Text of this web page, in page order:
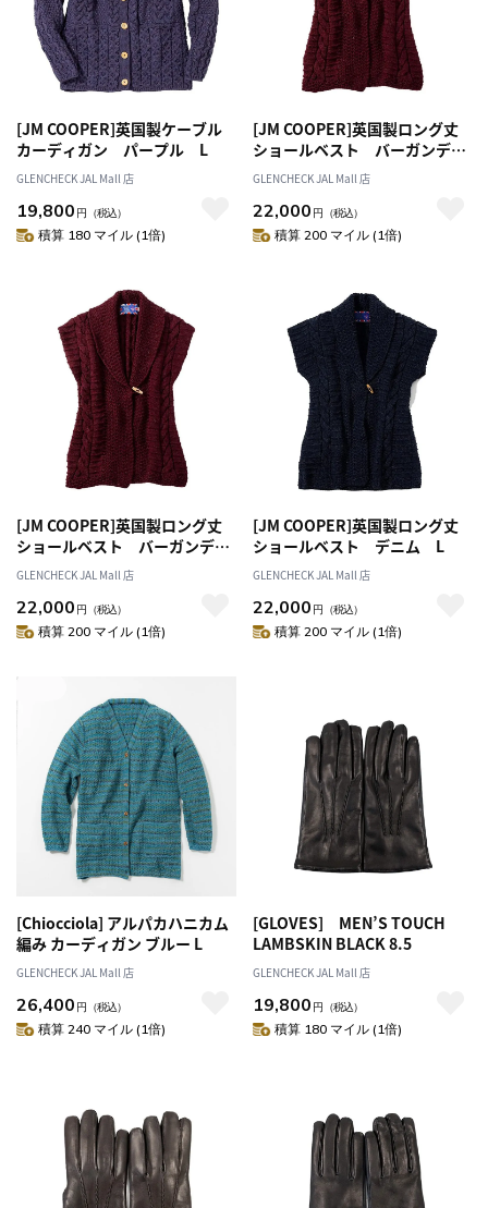
[JM COOPER]英国製ケーブル
カーディガン パープル L
GLENCHECK JAL Mall 店
19,800 円 （税込）
積算 180 マイル (1倍)
[JM COOPER]英国製ロング丈
ショールベスト バーガンデ
ィ M
GLENCHECK JAL Mall 店
22,000 円 （税込）
積算 200 マイル (1倍)
[JM COOPER]英国製ロング丈
ショールベスト バーガンデ
ィ L
GLENCHECK JAL Mall 店
22,000 円 （税込）
積算 200 マイル (1倍)
[JM COOPER]英国製ロング丈
ショールベスト デニム L
GLENCHECK JAL Mall 店
22,000 円 （税込）
積算 200 マイル (1倍)
[Chiocciola] アルパカハニカム
編み カーディガン ブルー L
GLENCHECK JAL Mall 店
26,400 円 （税込）
積算 240 マイル (1倍)
[GLOVES] MEN’S TOUCH
LAMBSKIN BLACK 8.5
GLENCHECK JAL Mall 店
19,800 円 （税込）
積算 180 マイル (1倍)